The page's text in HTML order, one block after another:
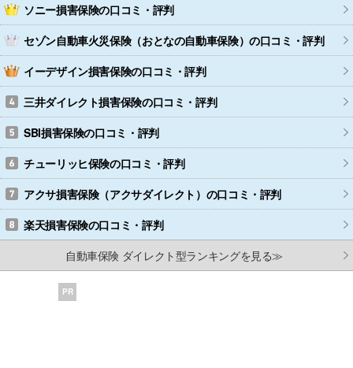
ソニー損害保険の口コミ・評判
セゾン自動車火災保険（おとなの自動車保険）の口コミ・評判
イーデザイン損害保険の口コミ・評判
三井ダイレクト損害保険の口コミ・評判
SBI損害保険の口コミ・評判
チューリッヒ保険の口コミ・評判
アクサ損害保険（アクサダイレクト） の口コミ・評判
楽天損害保険の口コミ・評判
自動車保険 ダイレクト型ランキングを見る≫
PR